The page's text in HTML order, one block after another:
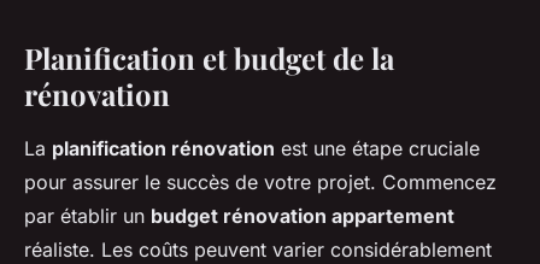
Planification et budget de la
rénovation
La planification rénovation est une étape cruciale
pour assurer le succès de votre projet. Commencez
par établir un budget rénovation appartement
réaliste. Les coûts peuvent varier considérablement